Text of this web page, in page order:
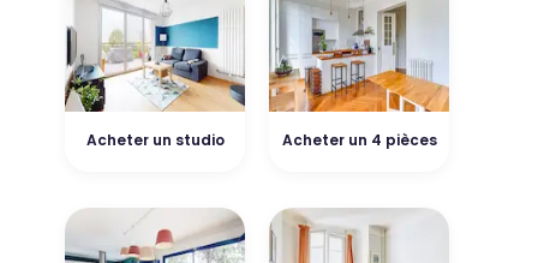
Acheter un studio Acheter un 4 pièces